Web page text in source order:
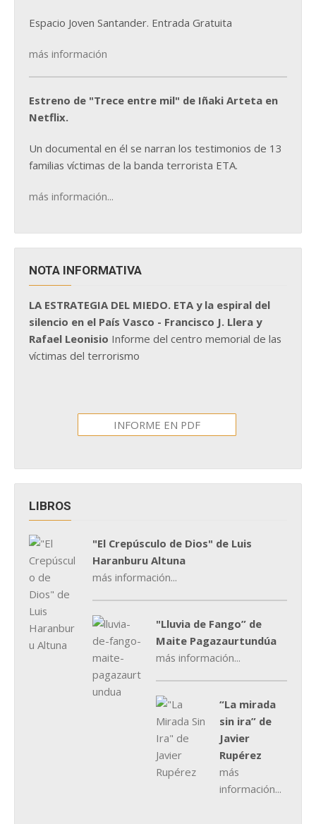
Espacio Joven Santander. Entrada Gratuita
más información
Estreno de "Trece entre mil" de Iñaki Arteta en
Netflix.
Un documental en él se narran los testimonios de 13
familias víctimas de la banda terrorista ETA.
más información...
NOTA INFORMATIVA
LA ESTRATEGIA DEL MIEDO. ETA y la espiral del
silencio en el País Vasco - Francisco J. Llera y
Rafael Leonisio Informe del centro memorial de las
víctimas del terrorismo
INFORME EN PDF
LIBROS
"El Crepúsculo de Dios" de Luis
Haranburu Altuna
más información...
"Lluvia de Fango” de
Maite Pagazaurtundúa
más información...
“La mirada
sin ira” de
Javier
Rupérez
más
información...